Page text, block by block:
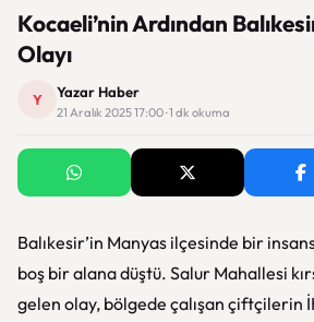
Kocaeli’nin Ardından
Olayı
Y Yazar Haber
21 Aralık 2025 17:00 · 1 dk okuma
Balıkesir’in Manyas ilçesinde bir
boş bir alana düştü. Salur Mahallesi
gelen olay, bölgede çalışan çiftçilerin